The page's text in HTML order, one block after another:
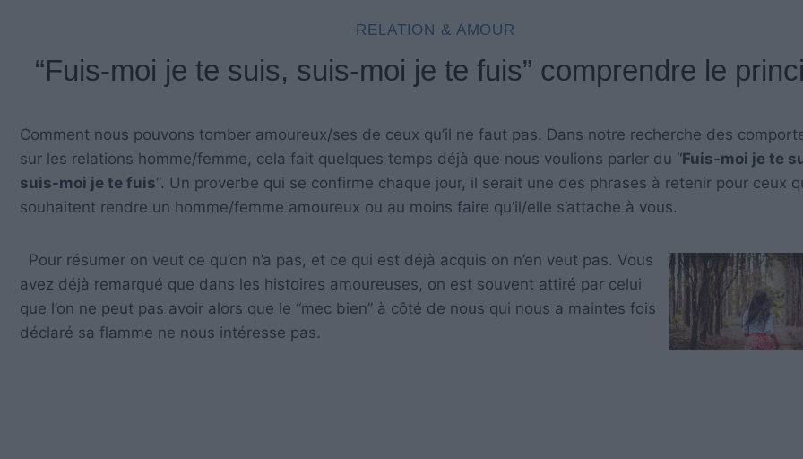
RELATION & AMOUR
“Fuis-moi je te suis, suis-moi je te fuis” comprendre le
Comment nous pouvons tomber amoureux/ses de ceux qu’il ne faut pas. Dans notre recherche des
sur les relations homme/femme, cela fait quelques temps déjà que nous voulions parler du “Fuis-moi je te
suis-moi je te fuis“. Un proverbe qui se confirme chaque jour, il serait une des phrases à retenir pour ceux
souhaitent rendre un homme/femme amoureux ou au moins faire qu’il/elle s’attache à vous.
Pour résumer on veut ce qu’on n’a pas, et ce qui est déjà acquis on n’en veut pas. Vous
avez déjà remarqué que dans les histoires amoureuses, on est souvent attiré par celui
que l’on ne peut pas avoir alors que le “mec bien” à côté de nous qui nous a maintes fois
déclaré sa flamme ne nous intéresse pas.